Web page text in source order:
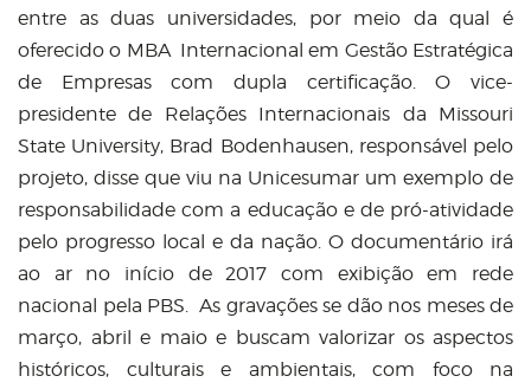
entre as duas universidades, por meio da qual é
oferecido o MBA Internacional em Gestão Estratégica
de Empresas com dupla certificação. O vice-
presidente de Relações Internacionais da Missouri
State University, Brad Bodenhausen, responsável pelo
projeto, disse que viu na Unicesumar um exemplo de
responsabilidade com a educação e de pró-atividade
pelo progresso local e da nação. O documentário irá
ao ar no início de 2017 com exibição em rede
nacional pela PBS. As gravações se dão nos meses de
março, abril e maio e buscam valorizar os aspectos
históricos, culturais e ambientais, com foco na